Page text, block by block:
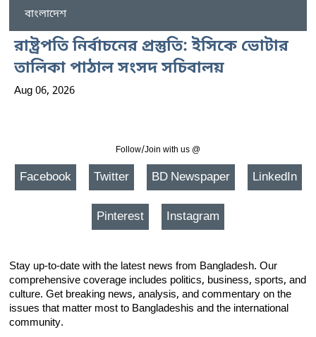
বাংলাদেশ
রাষ্ট্রপতি নির্বাচনের প্রস্তুতি: ইসিকে ভোটার
তালিকা পাঠাল সংসদ সচিবালয়
Aug 06, 2026
Follow/Join with us @
Facebook Twitter BD Newspaper LinkedIn
Pinterest Instagram
Stay up-to-date with the latest news from Bangladesh. Our
comprehensive coverage includes politics, business, sports, and
culture. Get breaking news, analysis, and commentary on the
issues that matter most to Bangladeshis and the international
community.